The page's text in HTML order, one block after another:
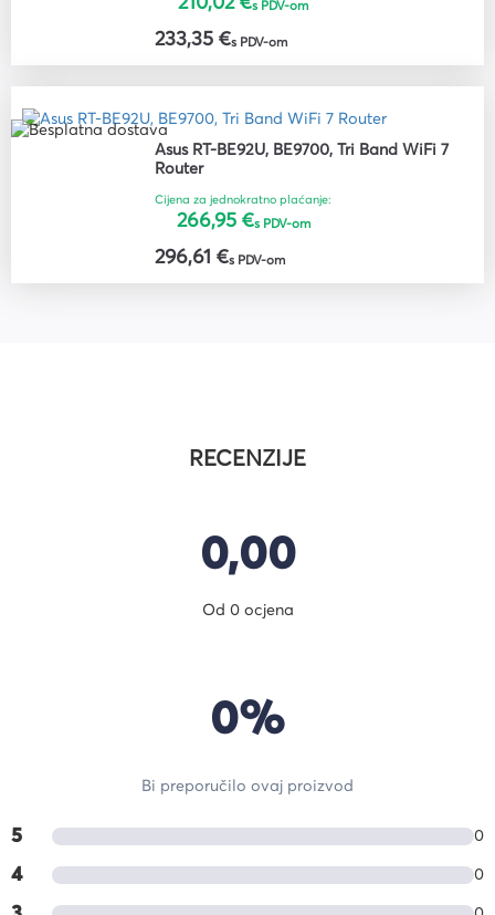
s PDV-om
233,35 €s PDV-om
Asus RT-BE92U, BE9700, Tri Band WiFi 7
Router
Cijena za jednokratno plaćanje:
266,95 €s PDV-om
296,61 €s PDV-om
RECENZIJE
5 0
4 0
0,00
Od 0 ocjena
0%
Bi preporučilo ovaj proizvod